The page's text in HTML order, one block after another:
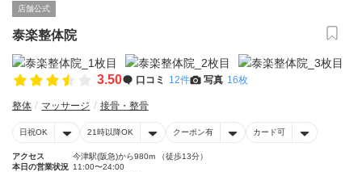
店舗公式
泰楽整体院
3.50 口コミ 12件 写真 16枚
整体 マッサージ 接骨・整骨
日祝OK 21時以降OK クーポン有 カード可
アクセス
今津駅(阪急)から980m （徒歩13分）
本日の営業状況 11:00〜24:00